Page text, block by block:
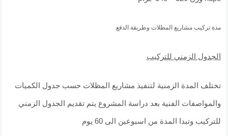
مدة تركيب مشاريع المظلات وطريقة الدفع
الجدول الزمني للتركيب
تختلف المدة الزمنية لتنفيذ مشاريع المظلات حسب جدول الكميات
والمواصفات الفنية بعد دراسة المشروع يتم تقديم الجدول الزمني
للتركيب وتبدا المدة من اسبوعين الى 60 يوم